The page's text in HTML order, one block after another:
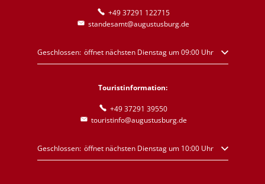
+49 37291 122715
standesamt@augustusburg.de
Klicken, um weitere Öffnungs- oder Schließzeiten auszublenden
Geschlossen: öffnet nächsten Dienstag um 09:00 Uhr
Touristinformation:
+49 37291 39550
touristinfo@augustusburg.de
Klicken, um weitere Öffnungs- oder Schließzeiten auszublenden
Geschlossen: öffnet nächsten Dienstag um 10:00 Uhr